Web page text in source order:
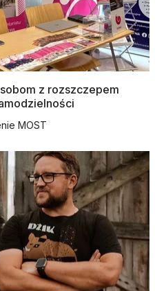
z rozszczepem
MOST